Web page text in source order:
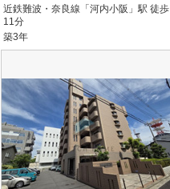
近鉄難波・奈良線「河内小阪」駅 徒歩
11分
築3年